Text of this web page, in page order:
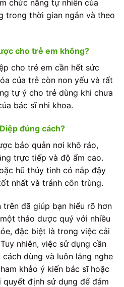
chức năng tự nhiên của
trong thời gian ngắn và theo
cho trẻ em không?
cho trẻ em cần hết sức
của trẻ còn non yếu và rất
tự ý cho trẻ dùng khi chưa
bác sĩ nhi khoa.
đúng cách?
bảo quản nơi khô ráo,
trực tiếp và độ ẩm cao.
hũ thủy tinh có nắp đậy
nhất và tránh côn trùng.
đã giúp bạn hiểu rõ hơn
thảo dược quý với nhiều
đặc biệt là trong việc cải
nhiên, việc sử dụng cần
dùng và luôn lắng nghe
khảo ý kiến bác sĩ hoặc
định sử dụng để đảm